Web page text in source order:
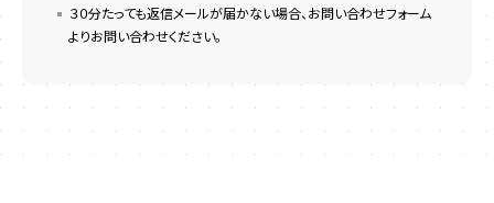
３０分たっても返信メールが届かない場合、お問い合わせフォーム
よりお問い合わせください。